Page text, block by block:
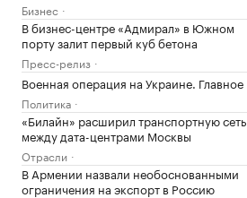
Бизнес
В бизнес-центре «Адмирал» в Южном
порту залит первый куб бетона
Пресс-релиз
Военная операция на Украине. Главное
Политика
«Билайн» расширил транспортную сеть
между дата-центрами Москвы
Отрасли
В Армении назвали необоснованными
ограничения на экспорт в Россию